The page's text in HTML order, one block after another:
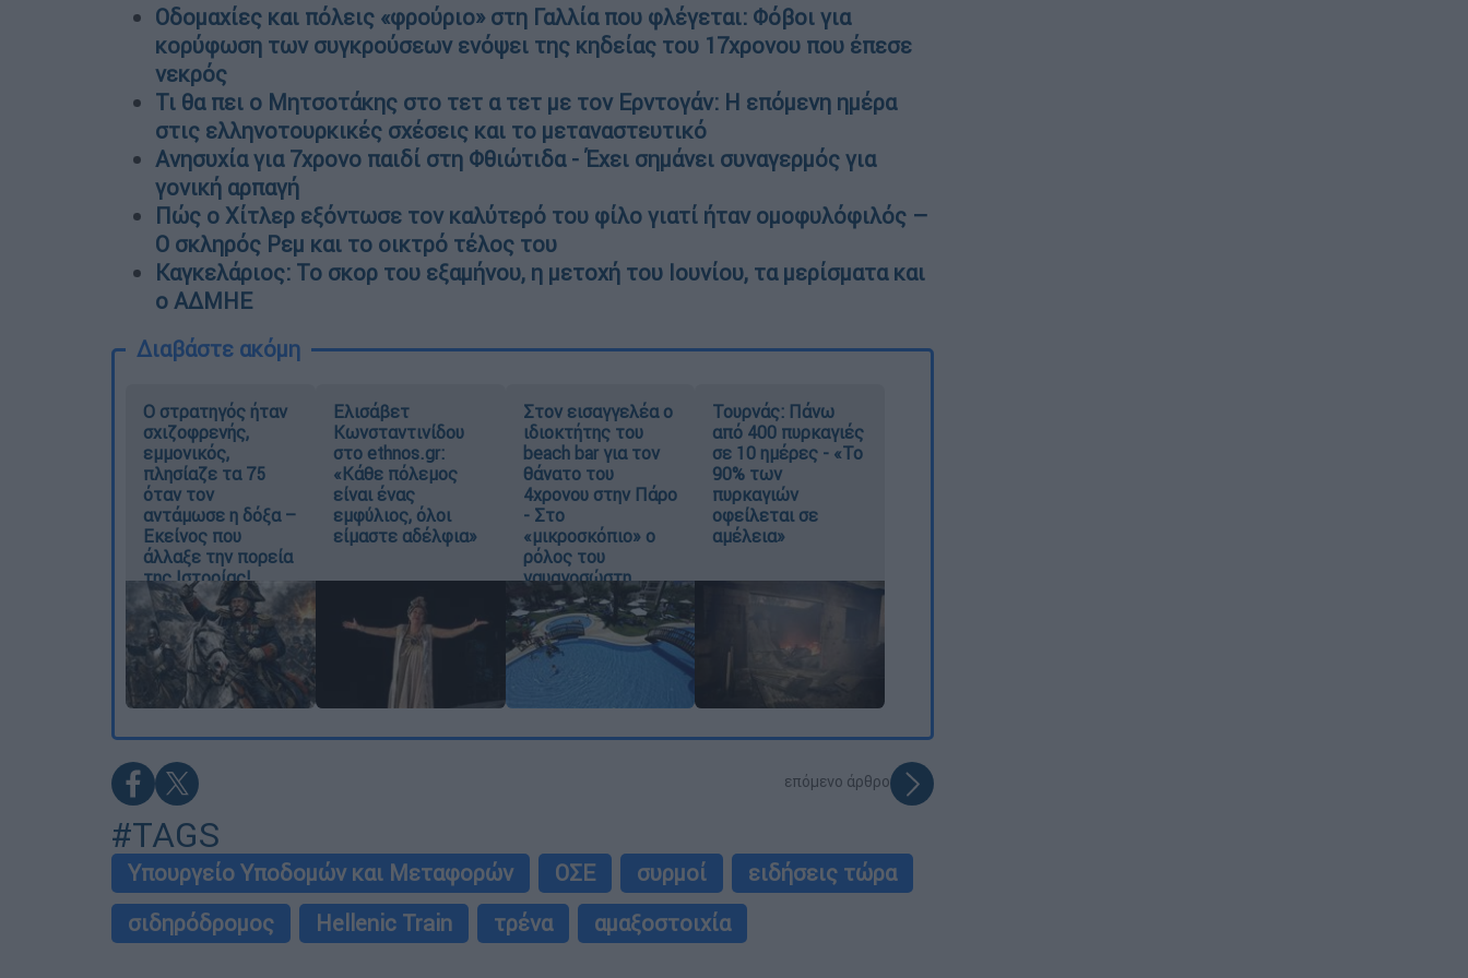
Οδομαχίες και πόλεις «φρούριο» στη Γαλλία που φλέγεται: Φόβοι για
κορύφωση των συγκρούσεων ενόψει της κηδείας του 17χρονου που έπεσε
νεκρός
Τι θα πει ο Μητσοτάκης στο τετ α τετ με τον Ερντογάν: Η επόμενη ημέρα
στις ελληνοτουρκικές σχέσεις και το μεταναστευτικό
Ανησυχία για 7χρονο παιδί στη Φθιώτιδα - Έχει σημάνει συναγερμός για
γονική αρπαγή
Πώς ο Χίτλερ εξόντωσε τον καλύτερό του φίλο γιατί ήταν ομοφυλόφιλός –
Ο σκληρός Ρεμ και το οικτρό τέλος του
Καγκελάριος: Το σκορ του εξαμήνου, η μετοχή του Ιουνίου, τα μερίσματα και
ο ΑΔΜΗΕ
Διαβάστε ακόμη
O στρατηγός ήταν
σχιζοφρενής,
εμμονικός,
πλησίαζε τα 75
όταν τον
αντάμωσε η δόξα –
Εκείνος που
άλλαξε την πορεία
της Ιστορίας!
Ελισάβετ
Κωνσταντινίδου
στο ethnos.gr:
«Κάθε πόλεμος
είναι ένας
εμφύλιος, όλοι
είμαστε αδέλφια»
Στον εισαγγελέα ο
ιδιοκτήτης του
beach bar για τον
θάνατο του
4χρονου στην Πάρο
- Στο
«μικροσκόπιο» ο
ρόλος του
ναυαγοσώστη
Τουρνάς: Πάνω
από 400 πυρκαγιές
σε 10 ημέρες - «Το
90% των
πυρκαγιών
οφείλεται σε
αμέλεια»
επόμενο άρθρο
#TAGS
Υπουργείο Υποδομών και Μεταφορών ΟΣΕ συρμοί
ειδήσεις τώρα
σιδηρόδρομος
Hellenic Train τρένα αμαξοστοιχία